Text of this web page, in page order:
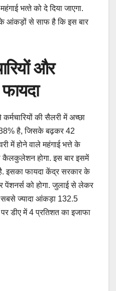
भत्‍ते को दे द‍िया जाएगा.
आंकड़ों से साफ है क‍ि इस बार
और
की सैलरी में अच्‍छा
38% है, ज‍िसके बढ़कर 42
में होने वाले महंगाई भत्ते के
होगा. इस बार इसमें
इसका फायदा केंद्र सरकार के
पेंशनर्स को होगा. जुलाई से लेकर
ज्‍यादा आंकड़ा 132.5
डीए में 4 प्रत‍िशत का इजाफा